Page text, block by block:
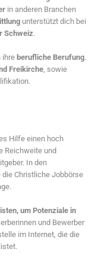
in anderen Branchen
unterstützt dich bei
Schweiz.
ihre berufliche Berufung.
Freikirche , sowie
Hilfe einen hoch
Reichweite und
In den
Christliche Jobbörse
um Potenziale in
und Bewerber
im Internet, die die